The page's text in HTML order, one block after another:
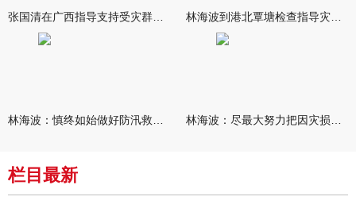
栏目最新